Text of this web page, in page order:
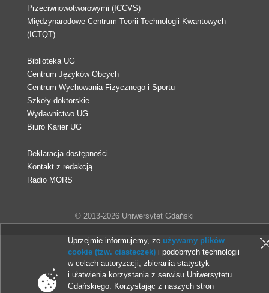
Przeciwnowotworowymi (ICCVS)
Międzynarodowe Centrum Teorii Technologii Kwantowych
(ICTQT)
Biblioteka UG
Centrum Języków Obcych
Centrum Wychowania Fizycznego i Sportu
Szkoły doktorskie
Wydawnictwo UG
Biuro Karier UG
Deklaracja dostępności
Kontakt z redakcją
Radio MORS
© 2013-2026 Uniwersytet Gdański
Uprzejmie informujemy, że używamy plików
cookie (tzw. ciasteczek) i podobnych technologii
w celach autoryzacji, zbierania statystyk
i ułatwienia korzystania z serwisu Uniwersytetu
Gdańskiego. Korzystając z naszych stron